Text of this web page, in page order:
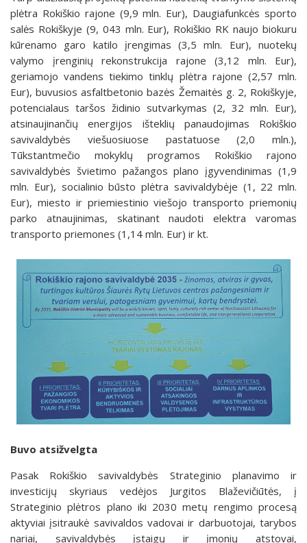
plėtra Rokiškio rajone (9,9 mln. Eur), Daugiafunkcės sporto
salės Rokiškyje (9, 043 mln. Eur), Rokiškio RK naujo biokuru
kūrenamo garo katilo įrengimas (3,5 mln. Eur), nuotekų
valymo įrenginių rekonstrukcija rajone (3,12 mln. Eur),
geriamojo vandens tiekimo tinklų plėtra rajone (2,57 mln.
Eur), buvusios asfaltbetonio bazės Žemaitės g. 2, Rokiškyje,
potencialaus taršos židinio sutvarkymas (2, 32 mln. Eur),
atsinaujinančių energijos išteklių panaudojimas Rokiškio
savivaldybės viešuosiuose pastatuose (2,0 mln.),
Tūkstantmečio mokyklų programos Rokiškio rajono
savivaldybės švietimo pažangos plano įgyvendinimas (1,9
mln. Eur), socialinio būsto plėtra savivaldybėje (1, 22 mln.
Eur), miesto ir priemiestinio viešojo transporto priemonių
parko atnaujinimas, skatinant naudoti elektra varomas
transporto priemones (1,14 mln. Eur) ir kt.
Buvo atsižvelgta
Pasak Rokiškio savivaldybės Strateginio planavimo ir
investicijų skyriaus vedėjos Jurgitos Blaževičiūtės, į
Strateginio plėtros plano iki 2030 metų rengimo procesą
aktyviai įsitraukė savivaldos vadovai ir darbuotojai, tarybos
nariai, savivaldybės įstaigų ir įmonių atstovai,